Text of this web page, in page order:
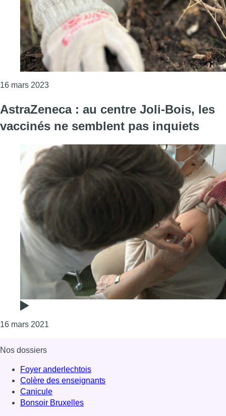
16 mars 2023Consulter l'article "La toute première micro-forêt
AstraZeneca : au centre Joli-Bois, les
vaccinés ne semblent pas inquiets
16 mars 2021
Nos dossiers
Foyer anderlechtois
Colère des enseignants
Canicule
Bonsoir Bruxelles